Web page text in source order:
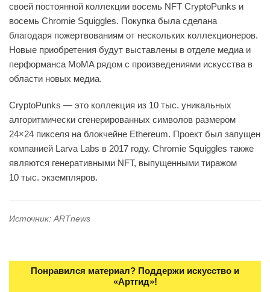
своей постоянной коллекции восемь NFT CryptoPunks и
восемь Chromie Squiggles. Покупка была сделана
благодаря пожертвованиям от нескольких коллекционеров.
Новые приобретения будут выставлены в отделе медиа и
перформанса MoMA рядом с произведениями искусства в
области новых медиа.
CryptoPunks — это коллекция из 10 тыс. уникальных
алгоритмически сгенерированных символов размером
24×24 пикселя на блокчейне Ethereum. Проект был запущен
компанией Larva Labs в 2017 году. Chromie Squiggles также
являются генеративными NFT, выпущенными тиражом
10 тыс. экземпляров.
Источник: ARTnews
Понравился материал? Поддержи искусство и
«Артгид»!